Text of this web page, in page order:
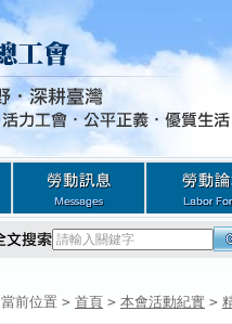
當前位置 > 首頁 > 本會活動紀實 >